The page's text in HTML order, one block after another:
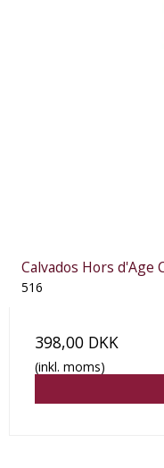
Calvados Hors d'Age
516
398,00 DKK
(inkl. moms)